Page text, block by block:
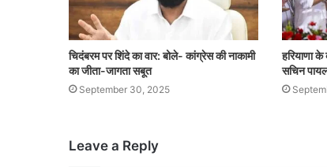
चिदंबरम पर शिंदे का वार: बोले- कांग्रेस की नाकामी
का जीता-जागता सबूत
September 30, 2025
हरियाणा
सचिन
Leave a Reply